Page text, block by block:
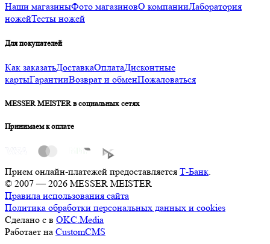
Наши магазиныФото магазиновО компанииЛаборатория
ножейТесты ножей
Для покупателей
Как заказатьДоставкаОплатаДисконтные
картыГарантииВозврат и обменПожаловаться
MESSER MEISTER в социальных сетях
Принимаем к оплате
Прием онлайн-платежей предоставляется Т-Банк.
© 2007 — 2026 MESSER MEISTER
Правила использования сайта
Политика обработки персональных данных и cookies
Сделано с в OKC.Media
Работает на CustomCMS